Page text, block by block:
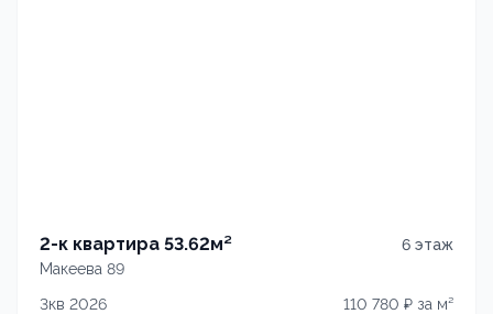
2-к квартира 53.62м² 6 этаж
Макеева 89
3кв 2026
110 780 ₽ за м²